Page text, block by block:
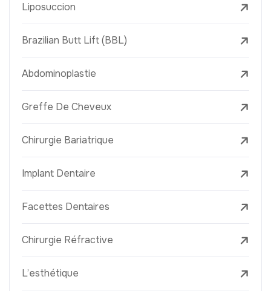
Liposuccion
Brazilian Butt Lift (BBL)
Abdominoplastie
Greffe De Cheveux
Chirurgie Bariatrique
Implant Dentaire
Facettes Dentaires
Chirurgie Réfractive
L’esthétique